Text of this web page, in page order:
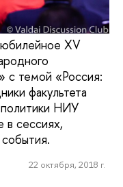
XV
с темой «Россия:
факультета
НИУ
в сессиях,
22 октября, 2018 г.